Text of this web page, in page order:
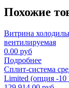
Похожие
Витрина
вентилируемая
0.00 руб
Подробнее
Сплит-система
Limited (опция -10